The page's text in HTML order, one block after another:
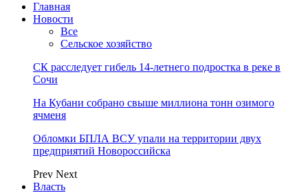
Главная
Новости
Все
Сельское хозяйство
СК расследует гибель 14-летнего подростка в реке в
Сочи
На Кубани собрано свыше миллиона тонн озимого
ячменя
Обломки БПЛА ВСУ упали на территории двух
предприятий Новороссийска
Prev Next
Власть